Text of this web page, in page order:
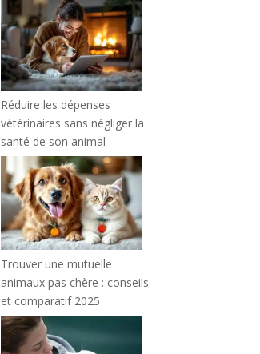
Réduire les dépenses
vétérinaires sans négliger la
santé de son animal
Trouver une mutuelle
animaux pas chère : conseils
et comparatif 2025